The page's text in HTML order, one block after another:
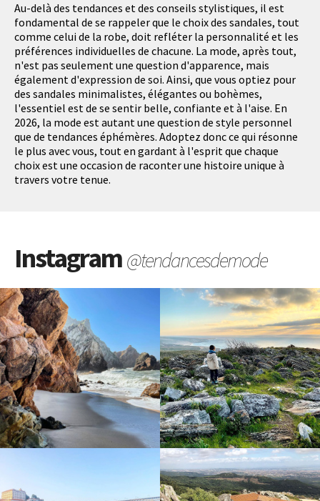
Au-delà des tendances et des conseils stylistiques, il est
fondamental de se rappeler que le choix des sandales, tout
comme celui de la robe, doit refléter la personnalité et les
préférences individuelles de chacune. La mode, après tout,
n'est pas seulement une question d'apparence, mais
également d'expression de soi. Ainsi, que vous optiez pour
des sandales minimalistes, élégantes ou bohèmes,
l'essentiel est de se sentir belle, confiante et à l'aise. En
2026, la mode est autant une question de style personnel
que de tendances éphémères. Adoptez donc ce qui résonne
le plus avec vous, tout en gardant à l'esprit que chaque
choix est une occasion de raconter une histoire unique à
travers votre tenue.
Instagram@tendancesdemode